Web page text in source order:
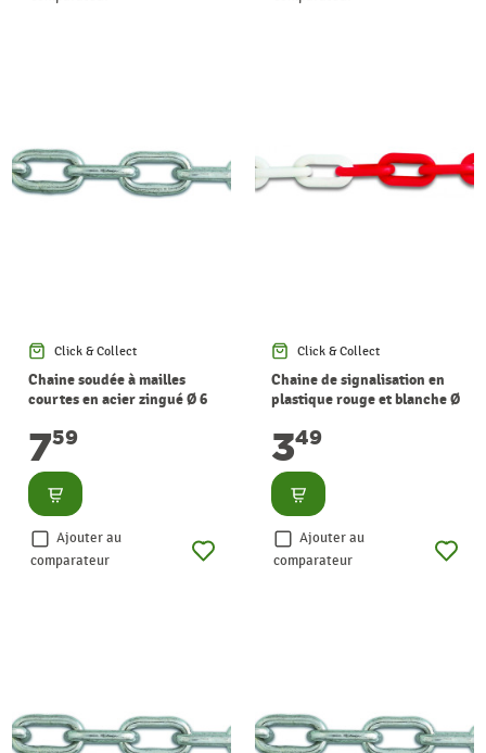
Click & Collect
Chaine soudée à mailles
courtes en acier zingué Ø 6
759
Consulter
Ajouter au
comparateur
Click & Collect
Chaine de signalisation en
plastique rouge et blanche Ø
349
Consulter
Ajouter au
comparateur